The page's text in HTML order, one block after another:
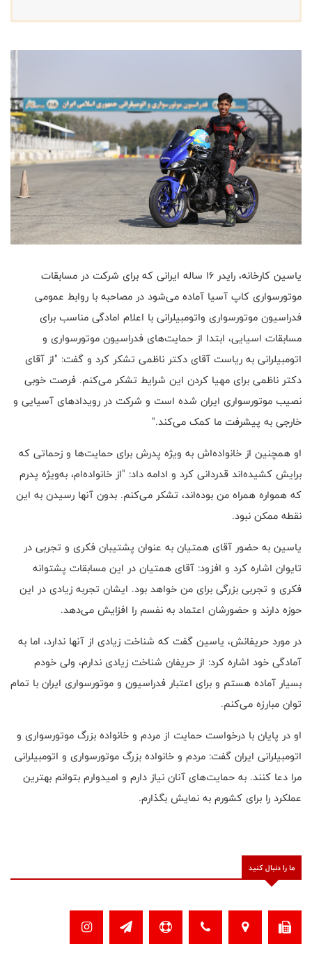
یاسین کارخانه، رایدر ۱۶ ساله ایرانی که برای شرکت در مسابقات
موتورسواری کاپ آسیا آماده می‌شود در مصاحبه با روابط عمومی
فدراسیون موتورسواری واتومبیلرانی با اعلام امادگی مناسب برای
مسابقات اسیایی، ابتدا از حمایت‌های فدراسیون موتورسواری و
اتومبیلرانی به ریاست آقای دکتر ناظمی تشکر کرد و گفت: "از آقای
دکتر ناظمی برای مهیا کردن این شرایط تشکر می‌کنم. فرصت خوبی
نصیب موتورسواری ایران شده است و شرکت در رویدادهای آسیایی و
خارجی به پیشرفت ما کمک می‌کند."
او همچنین از خانواده‌اش به ویژه پدرش برای حمایت‌ها و زحماتی که
برایش کشیده‌اند قدردانی کرد و ادامه داد: "از خانواده‌ام، به‌ویژه پدرم
که همواره همراه من بوده‌اند، تشکر می‌کنم. بدون آنها رسیدن به این
نقطه ممکن نبود.
یاسین به حضور آقای همتیان به عنوان پشتیبان فکری و تجربی در
تایوان اشاره کرد و افزود: آقای همتیان در این مسابقات پشتوانه
فکری و تجربی بزرگی برای من خواهد بود. ایشان تجربه زیادی در این
حوزه دارند و حضورشان اعتماد به نفسم را افزایش می‌دهد.
در مورد حریفانش، یاسین گفت که شناخت زیادی از آنها ندارد، اما به
آمادگی خود اشاره کرد: از حریفان شناخت زیادی ندارم، ولی خودم
بسیار آماده هستم و برای اعتبار فدراسیون و موتورسواری ایران با تمام
توان مبارزه می‌کنم.
او در پایان با درخواست حمایت از مردم و خانواده بزرگ موتورسواری و
اتومبیلرانی ایران گفت: مردم و خانواده بزرگ موتورسواری و اتومبیلرانی
مرا دعا کنند. به حمایت‌های آنان نیاز دارم و امیدوارم بتوانم بهترین
عملکرد را برای کشورم به نمایش بگذارم.
ما را دنبال کنید